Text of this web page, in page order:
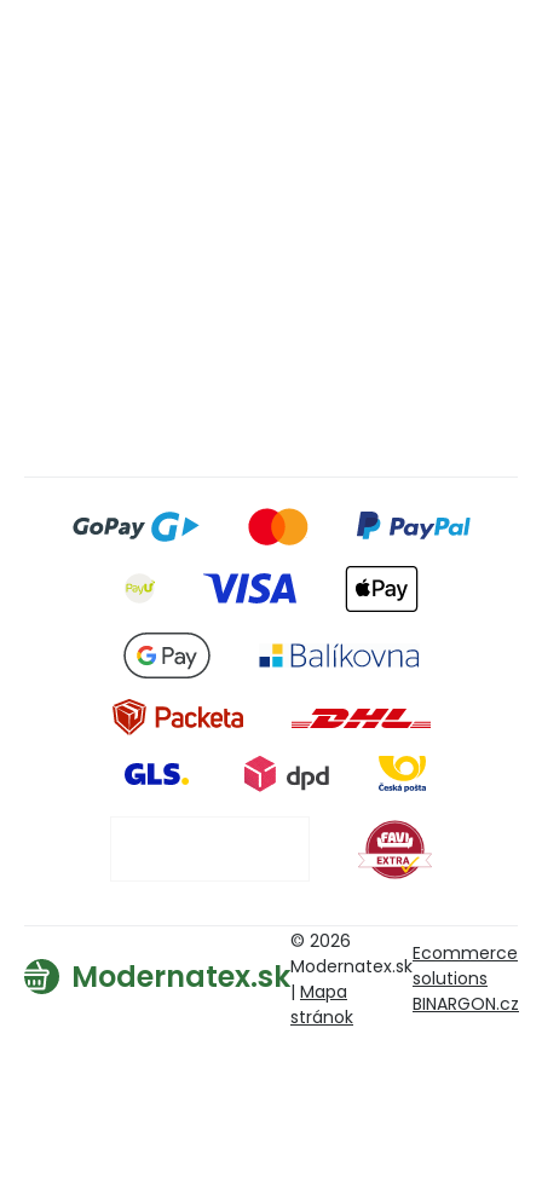
Modernatex.sk
© 2026
Modernatex.sk
| Mapa
stránok
Ecommerce
solutions
BINARGON.cz